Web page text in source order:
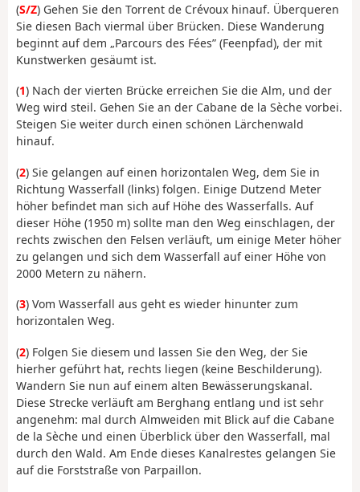
(S/Z) Gehen Sie den Torrent de Crévoux hinauf. Überqueren
Sie diesen Bach viermal über Brücken. Diese Wanderung
beginnt auf dem „Parcours des Fées” (Feenpfad), der mit
Kunstwerken gesäumt ist.
(1) Nach der vierten Brücke erreichen Sie die Alm, und der
Weg wird steil. Gehen Sie an der Cabane de la Sèche vorbei.
Steigen Sie weiter durch einen schönen Lärchenwald
hinauf.
(2) Sie gelangen auf einen horizontalen Weg, dem Sie in
Richtung Wasserfall (links) folgen. Einige Dutzend Meter
höher befindet man sich auf Höhe des Wasserfalls. Auf
dieser Höhe (1950 m) sollte man den Weg einschlagen, der
rechts zwischen den Felsen verläuft, um einige Meter höher
zu gelangen und sich dem Wasserfall auf einer Höhe von
2000 Metern zu nähern.
(3) Vom Wasserfall aus geht es wieder hinunter zum
horizontalen Weg.
(2) Folgen Sie diesem und lassen Sie den Weg, der Sie
hierher geführt hat, rechts liegen (keine Beschilderung).
Wandern Sie nun auf einem alten Bewässerungskanal.
Diese Strecke verläuft am Berghang entlang und ist sehr
angenehm: mal durch Almweiden mit Blick auf die Cabane
de la Sèche und einen Überblick über den Wasserfall, mal
durch den Wald. Am Ende dieses Kanalrestes gelangen Sie
auf die Forststraße von Parpaillon.